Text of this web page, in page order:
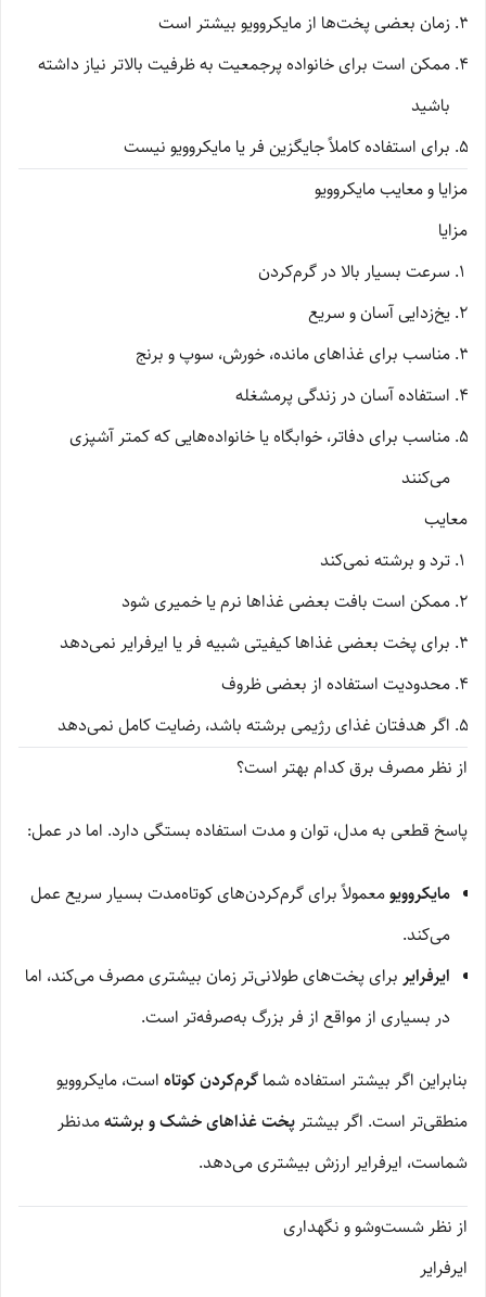
زمان بعضی پخت‌ها از مایکروویو بیشتر است
ممکن است برای خانواده پرجمعیت به ظرفیت بالاتر نیاز داشته
باشید
برای استفاده کاملاً جایگزین فر یا مایکروویو نیست
مزایا و معایب مایکروویو
مزایا
سرعت بسیار بالا در گرم‌کردن
یخ‌زدایی آسان و سریع
مناسب برای غذاهای مانده، خورش، سوپ و برنج
استفاده آسان در زندگی پرمشغله
مناسب برای دفاتر، خوابگاه یا خانواده‌هایی که کمتر آشپزی
می‌کنند
معایب
ترد و برشته نمی‌کند
ممکن است بافت بعضی غذاها نرم یا خمیری شود
برای پخت بعضی غذاها کیفیتی شبیه فر یا ایرفرایر نمی‌دهد
محدودیت استفاده از بعضی ظروف
اگر هدفتان غذای رژیمی برشته باشد، رضایت کامل نمی‌دهد
از نظر مصرف برق کدام بهتر است؟
پاسخ قطعی به مدل، توان و مدت استفاده بستگی دارد. اما در عمل:
مایکروویومعمولاً برای گرم‌کردن‌های کوتاه‌مدت بسیار سریع عمل
می‌کند.
ایرفرایر برای پخت‌های طولانی‌تر زمان بیشتری مصرف می‌کند، اما
در بسیاری از مواقع از فر بزرگ به‌صرفه‌تر است.
بنابراین اگر بیشتر استفاده شما گرم‌کردن کوتاه است، مایکروویو
منطقی‌تر است. اگر بیشتر پخت غذاهای خشک و برشتهمدنظر
شماست، ایرفرایر ارزش بیشتری می‌دهد.
از نظر شست‌وشو و نگهداری
ایرفرایر